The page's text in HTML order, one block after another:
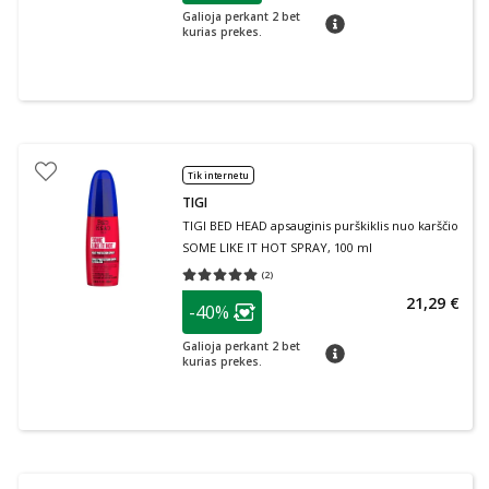
Galioja perkant 2 bet
kurias prekes.
patarimas
Tik internetu
TIGI
TIGI BED HEAD apsauginis purškiklis nuo karščio
SOME LIKE IT HOT SPRAY, 100 ml
(2)
Vidutinis įvertinimas 5.00
patarimas
Lojalumo klubo narių nuolaida
-40%
Galioja perkant 2 bet
kurias prekes.
patarimas
21,29 €